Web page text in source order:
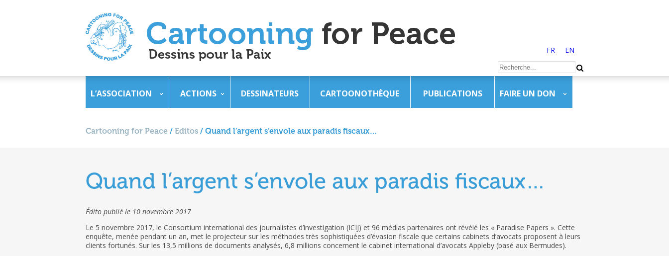
FR EN
L’ASSOCIATION ACTIONS DESSINATEURS CARTOONOTHÈQUE PUBLICATIONS FAIRE UN DON
Cartooning for Peace / Editos / Quand l’argent s’envole aux paradis fiscaux…
Quand l’argent s’envole aux paradis fiscaux…
Édito publié le 10 novembre 2017
Le 5 novembre 2017, le Consortium international des journalistes d’investigation (ICIJ) et 96 médias partenaires ont révélé les « Paradise Papers ». Cette
enquête, menée pendant un an, met le projecteur sur les méthodes très sophistiquées d’évasion fiscale que certains cabinets d’avocats proposent à leurs
clients fortunés. Sur les 13,5 millions de documents analysés, 6,8 millions concernent le cabinet international d’avocats Appleby (basé aux Bermudes).